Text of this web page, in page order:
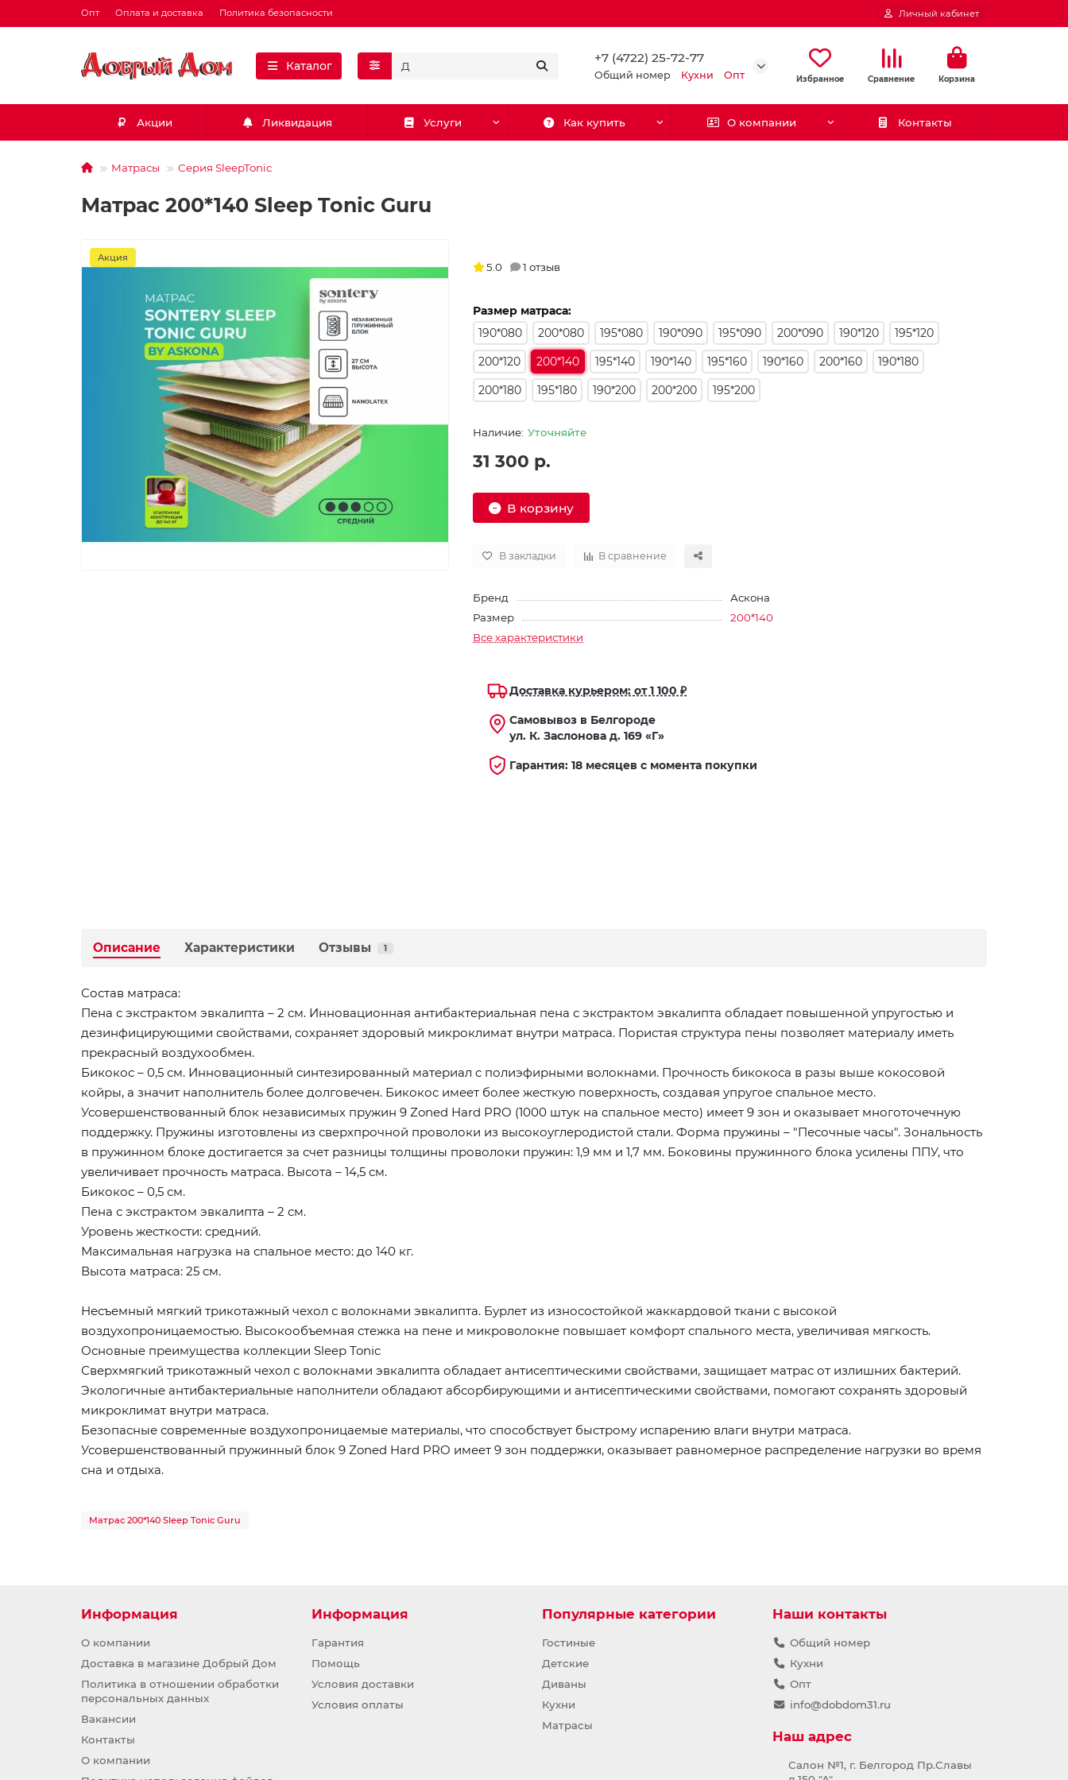
Опт Оплата и доставка Политика безопасности Личный кабинет
Каталог
+7 (4722) 25-72-77
Общий номер Кухни Опт Избранное Сравнение Корзина
Акции Ликвидация Услуги Как купить О компании Контакты
Матрасы Серия SleepTonic
Матрас 200*140 Sleep Tonic Guru
Акция
Размер матраса:
190*080
200*080 195*080 190*090 195*090 200*090 190*120
195*120
200*120
200*140 195*140 190*140 195*160 190*160 200*160
190*180
200*180
195*180 190*200 200*200 195*200
Уточняйте
31 300 р.
В корзину
В закладки В сравнение
5.0 1 отзыв
Бренд
Аскона
Размер
200*140
Все характеристики
Доставка курьером: от 1 100 ₽
Самовывоз в Белгороде
ул. К. Заслонова д. 169 «Г»
Гарантия: 18 месяцев с момента покупки
Описание Характеристики Отзывы 1
Состав матраса:
Пена с экстрактом эвкалипта – 2 см. Инновационная антибактериальная пена с экстрактом эвкалипта обладает повышенной упругостью и
дезинфицирующими свойствами, сохраняет здоровый микроклимат внутри матраса. Пористая структура пены позволяет материалу иметь
прекрасный воздухообмен.
Бикокос – 0,5 см. Инновационный синтезированный материал с полиэфирными волокнами. Прочность бикокоса в разы выше кокосовой
койры, а значит наполнитель более долговечен. Бикокос имеет более жесткую поверхность, создавая упругое спальное место.
Усовершенствованный блок независимых пружин 9 Zoned Hard PRO (1000 штук на спальное место) имеет 9 зон и оказывает многоточечную
поддержку. Пружины изготовлены из сверхпрочной проволоки из высокоуглеродистой стали. Форма пружины – "Песочные часы". Зональность
в пружинном блоке достигается за счет разницы толщины проволоки пружин: 1,9 мм и 1,7 мм. Боковины пружинного блока усилены ППУ, что
увеличивает прочность матраса. Высота – 14,5 см.
Бикокос – 0,5 см.
Пена с экстрактом эвкалипта – 2 см.
Уровень жесткости: средний.
Максимальная нагрузка на спальное место: до 140 кг.
Высота матраса: 25 см.
Несъемный мягкий трикотажный чехол с волокнами эвкалипта. Бурлет из износостойкой жаккардовой ткани с высокой
воздухопроницаемостью. Высокообъемная стежка на пене и микроволокне повышает комфорт спального места, увеличивая мягкость.
Основные преимущества коллекции Sleep Tonic
Сверхмягкий трикотажный чехол с волокнами эвкалипта обладает антисептическими свойствами, защищает матрас от излишних бактерий.
Экологичные антибактериальные наполнители обладают абсорбирующими и антисептическими свойствами, помогают сохранять здоровый
микроклимат внутри матраса.
Безопасные современные воздухопроницаемые материалы, что способствует быстрому испарению влаги внутри матраса.
Усовершенствованный пружинный блок 9 Zoned Hard PRO имеет 9 зон поддержки, оказывает равномерное распределение нагрузки во время
сна и отдыха.
Матрас 200*140 Sleep Tonic Guru
Информация
О компании
Доставка в магазине Добрый Дом
Политика в отношении обработки
персональных данных
Вакансии
Контакты
О компании
Информация
Гарантия
Помощь
Условия доставки
Условия оплаты
Популярные категории
Гостиные
Детские
Диваны
Кухни
Матрасы
Наши контакты
Общий номер
Кухни
Опт
info@dobdom31.ru
Наш адрес
Салон №1, г. Белгород Пр.Славы